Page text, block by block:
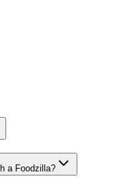
a Foodzilla?